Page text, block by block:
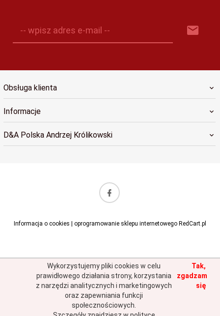
-- wpisz adres e-mail --
Obsługa klienta
Informacje
D&A Polska Andrzej Królikowski
Informacja o cookies | oprogramowanie sklepu internetowego RedCart.pl
Wykorzystujemy pliki cookies w celu
prawidłowego działania strony, korzystania
z narzędzi analitycznych i marketingowych
oraz zapewniania funkcji
społecznościowych.
Tak,
zgadzam
się